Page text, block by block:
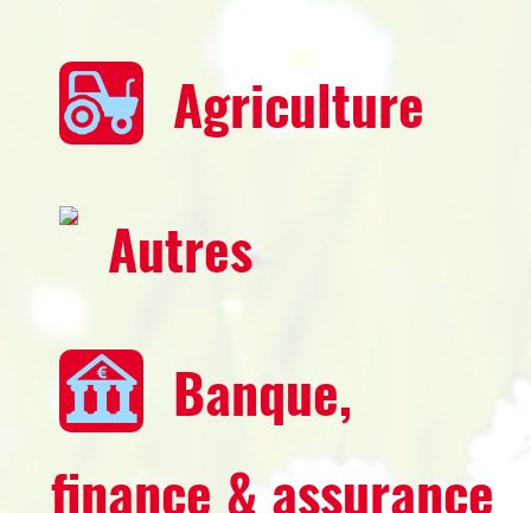
Agriculture
Autres
Banque,
finance & assurance